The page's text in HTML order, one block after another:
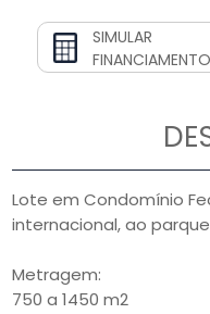
SIMULAR
FINANCIAMENTO
Lote em Condomínio
internacional, ao
Metragem:
750 a 1450 m2